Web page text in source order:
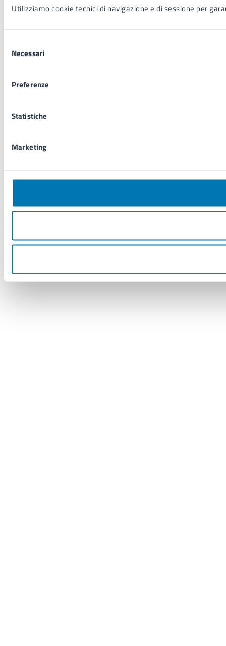
Utilizziamo cookie tecnici di navigazione e di sessione per
delNecessari
Preferenze
Statistiche
Marketing